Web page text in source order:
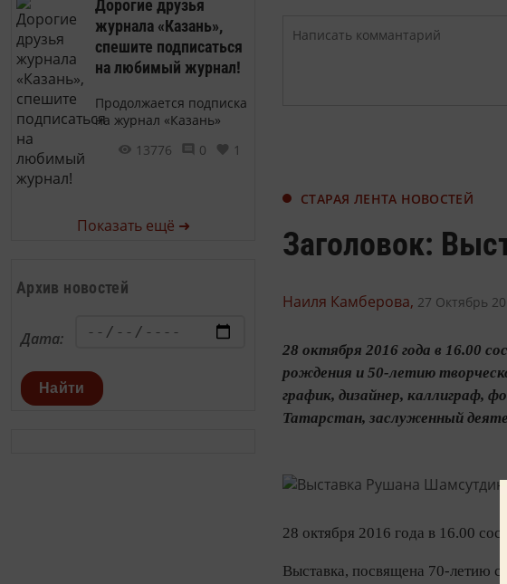
Дорогие друзья
журнала «Казань»,
спешите подписаться
на любимый журнал!
Продолжается подписка
на журнал «Казань»
13776
0 1
Показать ещё ➜
Архив новостей
Дата:
Найти
СТАРАЯ ЛЕНТА НОВОСТЕЙ
Заголовок:
Наиля Камберова, 27 Октябрь
28 октября 2016 года в 16.00
рождения и 50-летию
график, дизайнер, каллиграф,
Татарстан, заслуженный
28 октября 2016 года в 16.00
Выставка, посвящена 70-летию